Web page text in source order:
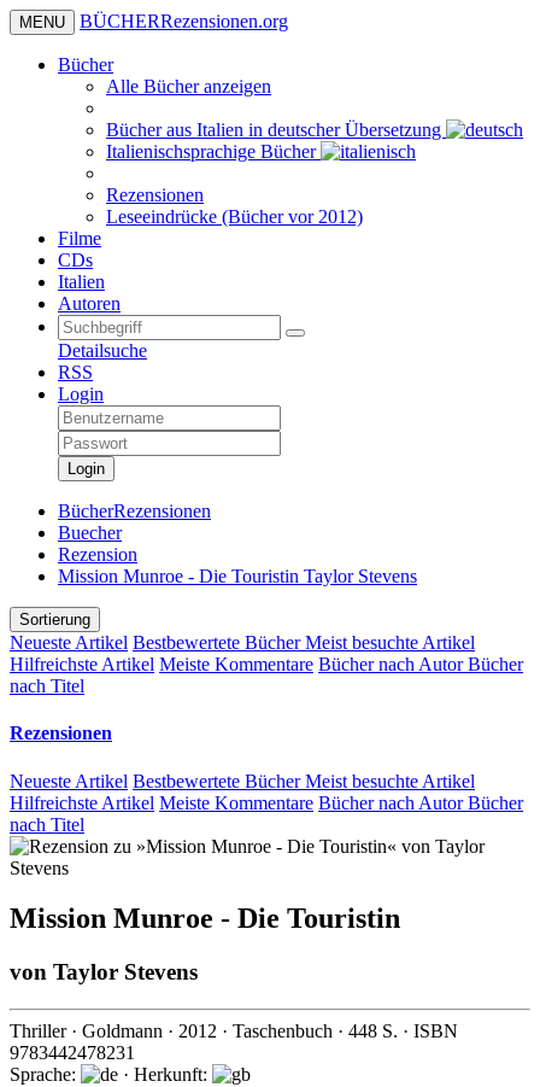
MENU BÜCHERRezensionen.org
Bücher
Alle Bücher anzeigen
Bücher aus Italien in deutscher Übersetzung
Italienischsprachige Bücher
Rezensionen
Leseeindrücke (Bücher vor 2012)
Filme
CDs
Italien
Autoren
Detailsuche
RSS
Login
Login
BücherRezensionen
Buecher
Rezension
Mission Munroe - Die Touristin Taylor Stevens
Sortierung
Neueste Artikel Bestbewertete BücherMeist besuchte Artikel
Hilfreichste Artikel Meiste Kommentare Bücher nach AutorBücher
nach Titel
Rezensionen
Neueste Artikel Bestbewertete BücherMeist besuchte Artikel
Hilfreichste Artikel Meiste Kommentare Bücher nach AutorBücher
nach Titel
Mission Munroe - Die Touristin
von Taylor Stevens
Thriller· Goldmann · 2012 · Taschenbuch · 448 S. · ISBN
9783442478231
Sprache:
· Herkunft: